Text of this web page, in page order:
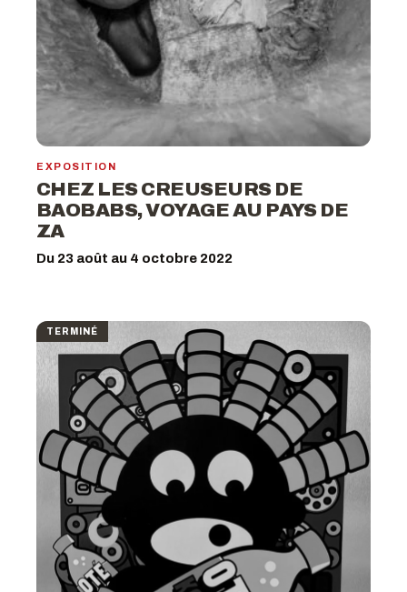
EXPOSITION
CHEZ LES CREUSEURS DE
BAOBABS, VOYAGE AU PAYS DE
ZA
Du 23 août au 4 octobre 2022
TERMINÉ